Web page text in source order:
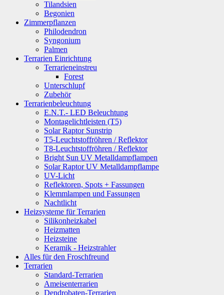
Tilandsien
Begonien
Zimmerpflanzen
Philodendron
Syngonium
Palmen
Terrarien Einrichtung
Terrarieneinstreu
Forest
Unterschlupf
Zubehör
Terrarienbeleuchtung
E.N.T.- LED Beleuchtung
Montagelichtleisten (T5)
Solar Raptor Sunstrip
T5-Leuchtstoffröhren / Reflektor
T8-Leuchtstoffröhren / Reflektor
Bright Sun UV Metalldampflampen
Solar Raptor UV Metalldampflampe
UV-Licht
Reflektoren, Spots + Fassungen
Klemmlampen und Fassungen
Nachtlicht
Heizsysteme für Terrarien
Silikonheizkabel
Heizmatten
Heizsteine
Keramik - Heizstrahler
Alles für den Froschfreund
Terrarien
Standard-Terrarien
Ameisenterrarien
Dendrobaten-Terrarien